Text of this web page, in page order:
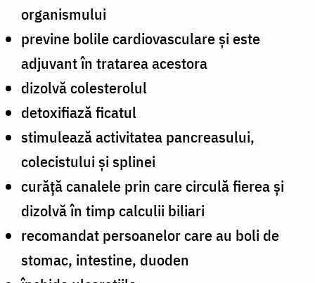
organismului
previne bolile cardiovasculare și este
adjuvant în tratarea acestora
dizolvă colesterolul
detoxifiază ficatul
stimulează activitatea pancreasului,
colecistului și splinei
curăţă canalele prin care circulă fierea și
dizolvă în timp calculii biliari
recomandat persoanelor care au boli de
stomac, intestine, duoden